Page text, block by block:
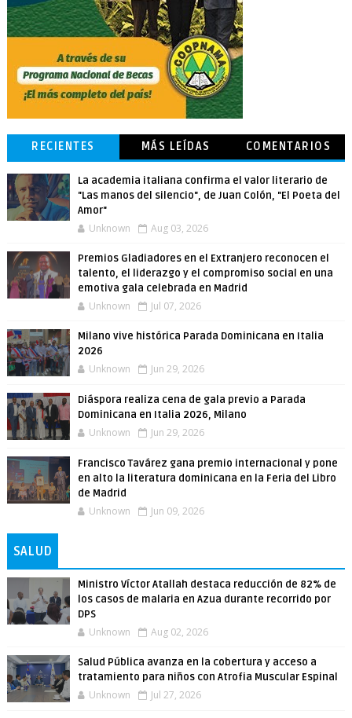
RECIENTES MÁS LEÍDAS COMENTARIOS
La academia italiana confirma el valor literario de
"Las manos del silencio", de Juan Colón, "El Poeta del
Amor"
Unknown Aug 03, 2026
Premios Gladiadores en el Extranjero reconocen el
talento, el liderazgo y el compromiso social en una
emotiva gala celebrada en Madrid
Unknown Jul 07, 2026
Milano vive histórica Parada Dominicana en Italia
2026
Unknown Jun 29, 2026
Diáspora realiza cena de gala previo a Parada
Dominicana en Italia 2026, Milano
Unknown Jun 29, 2026
Francisco Tavárez gana premio internacional y pone
en alto la literatura dominicana en la Feria del Libro
de Madrid
Unknown Jun 09, 2026
SALUD
Ministro Víctor Atallah destaca reducción de 82% de
los casos de malaria en Azua durante recorrido por
DPS
Unknown Aug 02, 2026
Salud Pública avanza en la cobertura y acceso a
tratamiento para niños con Atrofia Muscular Espinal
Unknown Jul 27, 2026